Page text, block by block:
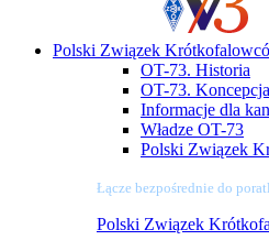
Polski Związek
OT-73. Historia
OT-73. Koncepcja
Informacje dla
Władze OT-73
Polski Związek
Łącze bezpośrednie do
Polski Związek